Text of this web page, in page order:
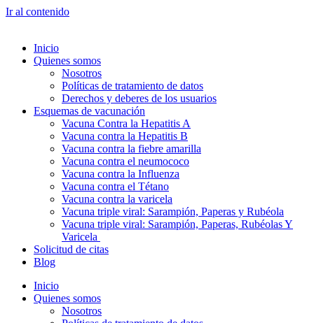
Ir al contenido
Inicio
Quienes somos
Nosotros
Políticas de tratamiento de datos
Derechos y deberes de los usuarios
Esquemas de vacunación
Vacuna Contra la Hepatitis A
Vacuna contra la Hepatitis B
Vacuna contra la fiebre amarilla
Vacuna contra el neumococo
Vacuna contra la Influenza
Vacuna contra el Tétano
Vacuna contra la varicela
Vacuna triple viral: Sarampión, Paperas y Rubéola
Vacuna triple viral: Sarampión, Paperas, Rubéolas Y
Varicela
Solicitud de citas
Blog
Inicio
Quienes somos
Nosotros